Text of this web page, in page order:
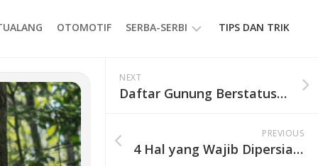
OTOMOTIF SERBA-SERBI
EVENT
GAYA
TIPS DAN TRIK
NEXT
Daftar Gunung Berstatus Normal di Indonesia Update 18 Mei 2026
PREVIOUS
4 Hal yang Wajib Dipersiapkan Sebelum Mendaki Gunung, Jangan Sampai Diabaikan